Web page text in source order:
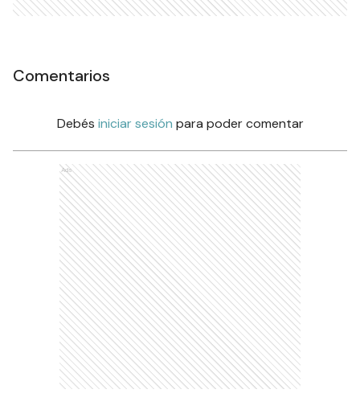
Comentarios
Debés iniciar sesión para poder comentar
Ads